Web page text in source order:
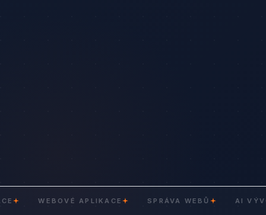
WEBOVÉ APLIKACE SPRÁVA WEBŮ AI VÝVOJ